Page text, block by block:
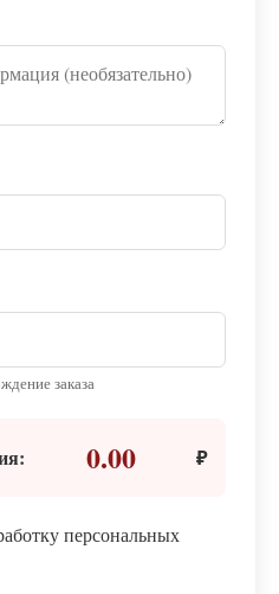
заказа
0.00 ₽
персональных